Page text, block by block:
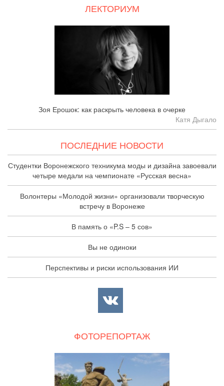
ЛЕКТОРИУМ
Зоя Ерошок: как раскрыть человека в очерке
Катя Дыгало
ПОСЛЕДНИЕ НОВОСТИ
Студентки Воронежского техникума моды и дизайна завоевали
четыре медали на чемпионате «Русская весна»
Волонтеры «Молодой жизни» организовали творческую
встречу в Воронеже
В память о «P.S – 5 сов»
Вы не одиноки
Перспективы и риски использования ИИ
ФОТОРЕПОРТАЖ